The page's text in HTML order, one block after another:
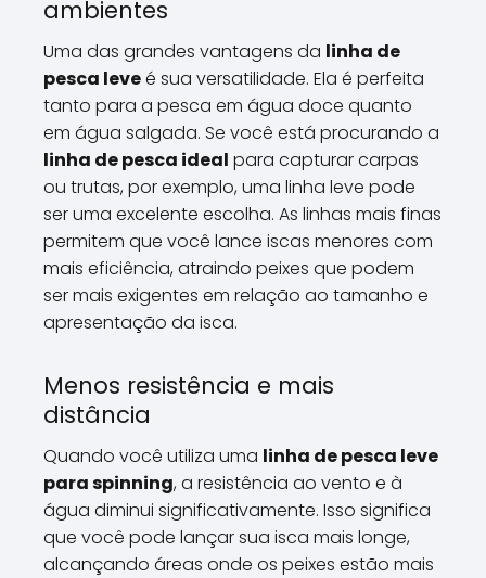
ambientes
Uma das grandes vantagens da linha de
pesca leveé sua versatilidade. Ela é perfeita
tanto para a pesca em água doce quanto
em água salgada. Se você está procurando a
linha de pesca ideal para capturar carpas
ou trutas, por exemplo, uma linha leve pode
ser uma excelente escolha. As linhas mais finas
permitem que você lance iscas menores com
mais eficiência, atraindo peixes que podem
ser mais exigentes em relação ao tamanho e
apresentação da isca.
Menos resistência e mais
distância
Quando você utiliza uma linha de pesca leve
para spinning, a resistência ao vento e à
água diminui significativamente. Isso significa
que você pode lançar sua isca mais longe,
alcançando áreas onde os peixes estão mais